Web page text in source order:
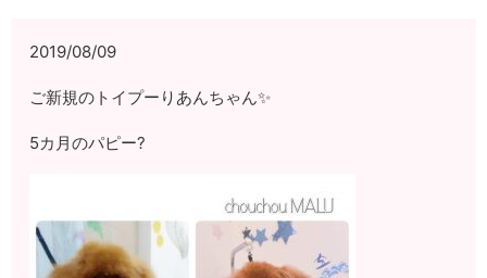
2019/08/09
ご新規のトイプーりあんちゃん✨
5カ月のパピー?